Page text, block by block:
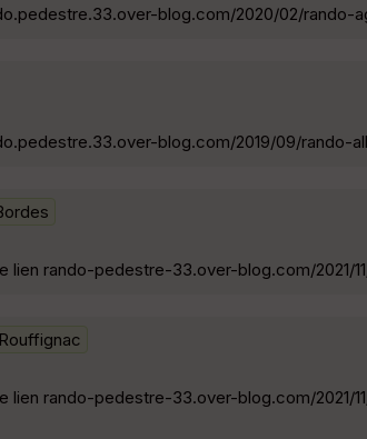
blog.com/2020/02/rando-
blog.com/2019/09/rando-
lien rando-pedestre-33.over-blog.com/2021/
Rouffignac
lien rando-pedestre-33.over-blog.com/2021/